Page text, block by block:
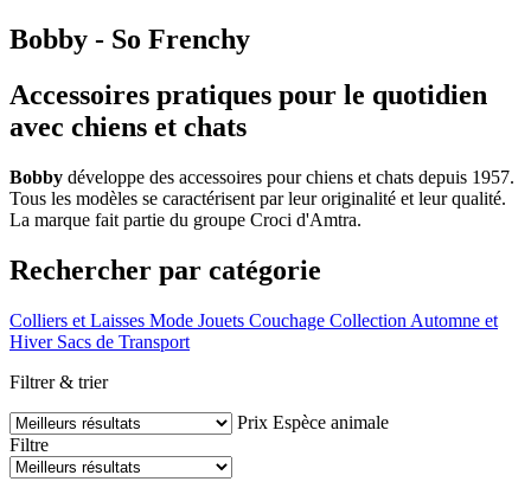
Bobby - So Frenchy
Accessoires pratiques pour le quotidien
avec chiens et chats
Bobby développe des accessoires pour chiens et chats depuis 1957.
Tous les modèles se caractérisent par leur originalité et leur qualité.
La marque fait partie du groupe Croci d'Amtra.
Rechercher par catégorie
Colliers et Laisses Mode Jouets Couchage Collection Automne et
Hiver Sacs de Transport
Filtrer & trier
Prix Espèce animale
Filtre